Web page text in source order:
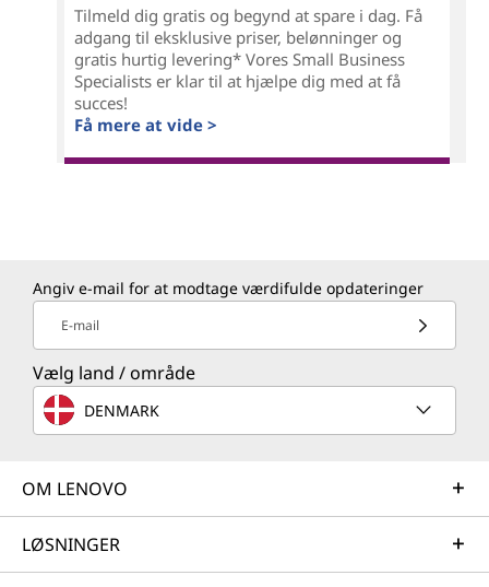
Tilmeld dig gratis og begynd at spare i dag. Få
adgang til eksklusive priser, belønninger og
gratis hurtig levering* Vores Small Business
Specialists er klar til at hjælpe dig med at få
succes!
Få mere at vide >
Angiv e-mail for at modtage værdifulde opdateringer
E-mail
Vælg land / område
DENMARK
OM LENOVO
LØSNINGER